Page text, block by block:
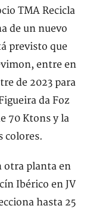
TMA Recicla
de un nuevo
previsto que
entre en
de 2023 para
da Foz
70 Ktons y la
colores.
otra planta en
Ibérico en JV
hasta 25